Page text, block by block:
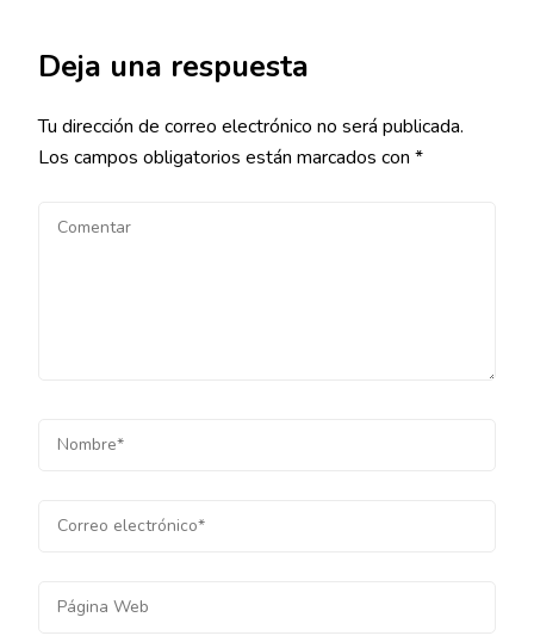
Deja una respuesta
Tu dirección de correo electrónico no será publicada.
Los campos obligatorios están marcados con *